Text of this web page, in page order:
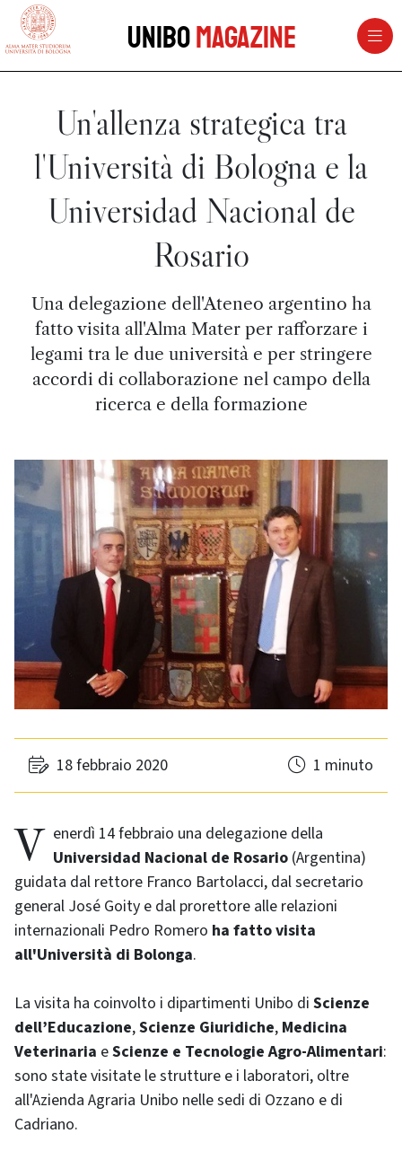
vai al contenuto della pagina
UniboMagazine
Un'allenza strategica tra
l'Università di Bologna e la
Universidad Nacional de
Rosario
Una delegazione dell'Ateneo argentino ha
fatto visita all'Alma Mater per rafforzare i
legami tra le due università e per stringere
accordi di collaborazione nel campo della
ricerca e della formazione
18 febbraio 2020 1 minuto
Venerdì 14 febbraio una delegazione della
Universidad Nacional de Rosario (Argentina)
guidata dal rettore Franco Bartolacci, dal secretario
general José Goity e dal prorettore alle relazioni
internazionali Pedro Romero ha fatto visita
all'Università di Bolonga.
La visita ha coinvolto i dipartimenti Unibo di Scienze
dell’Educazione,Scienze Giuridiche, Medicina
Veterinaria eScienze e Tecnologie Agro-Alimentari:
sono state visitate le strutture e i laboratori, oltre
all'Azienda Agraria Unibo nelle sedi di Ozzano e di
Cadriano.